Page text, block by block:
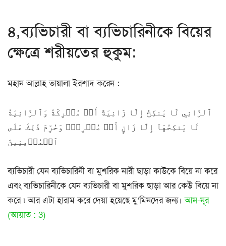
৪,ব্যভিচারী বা ব্যভিচারিনীকে বিয়ের
ক্ষেত্রে শরীয়তের হুকুম:
মহান আল্লাহ তায়ালা ইরশাদ করেন :
ٱلزَّانِي لَا يَنكِحُ إِلَّا زَانِيَةً أَوۡ مُشۡرِكَةٗ وَٱلزَّانِيَةُ
لَا يَنكِحُهَآ إِلَّا زَانٍ أَوۡ مُشۡرِكٞۚ وَحُرِّمَ ذَٰلِكَ عَلَى
ٱلۡمُؤۡمِنِينَ
ব্যভিচারী যেন ব্যভিচারিনী বা মুশরিক নারী ছাড়া কাউকে বিয়ে না করে
এবং ব্যভিচারিনীকে যেন ব্যভিচারী বা মুশরিক ছাড়া আর কেউ বিয়ে না
করে ৷ আর এটা হারাম করে দেয়া হয়েছে মু’মিনদের জন্য।আন-নূর
(আয়াত : 3)